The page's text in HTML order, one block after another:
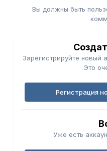
Вы должны быть
Зарегистрируйте новый
Это
Регистрация
Уже есть